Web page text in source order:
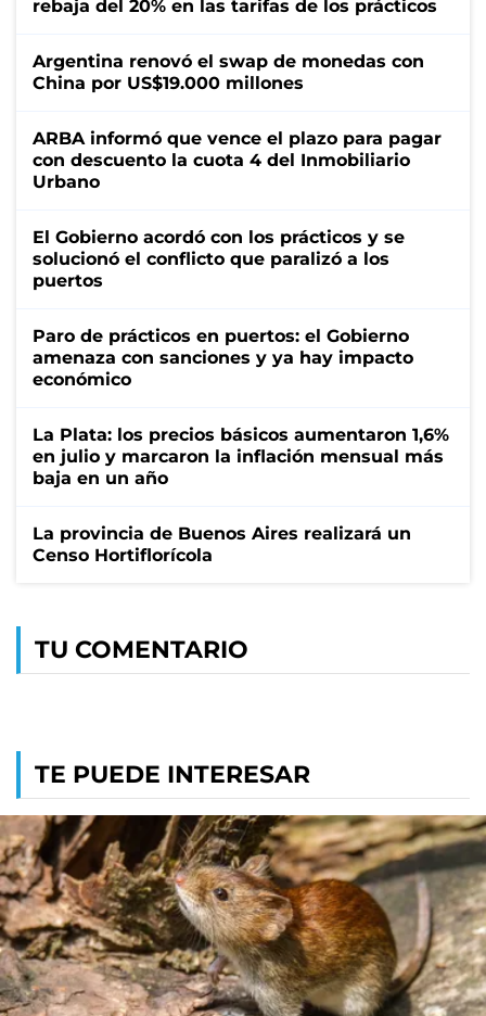
rebaja del 20% en las tarifas de los prácticos
Argentina renovó el swap de monedas con
China por US$19.000 millones
ARBA informó que vence el plazo para pagar
con descuento la cuota 4 del Inmobiliario
Urbano
El Gobierno acordó con los prácticos y se
solucionó el conflicto que paralizó a los
puertos
Paro de prácticos en puertos: el Gobierno
amenaza con sanciones y ya hay impacto
económico
La Plata: los precios básicos aumentaron 1,6%
en julio y marcaron la inflación mensual más
baja en un año
La provincia de Buenos Aires realizará un
Censo Hortiflorícola
TU COMENTARIO
TE PUEDE INTERESAR